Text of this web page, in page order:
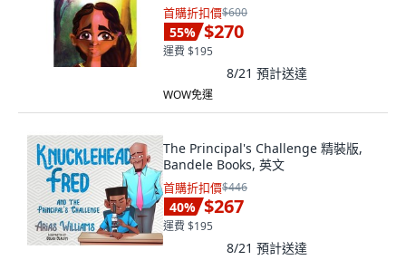
首購折扣價$600
55% $270
運費 $195
8/21 預計送達
WOW免運
The Principal's Challenge 精裝版,
Bandele Books, 英文
首購折扣價$446
40% $267
運費 $195
8/21 預計送達